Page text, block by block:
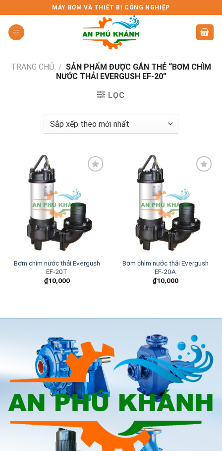
to
content
MÁY BƠM VÀ THIẾT BỊ CÔNG NGHIỆP
TRANG CHỦ / SẢN PHẨM ĐƯỢC GẮN THẺ “BƠM CHÌM
NƯỚC THẢI EVERGUSH EF-20”
LỌC
wishlist
Bơm chìm nước thải Evergush
EF-20T
₫10,000
wishlist
Bơm chìm nước thải Evergush
EF-20A
₫10,000